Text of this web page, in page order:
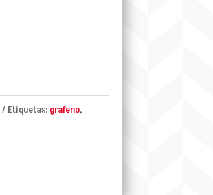
Etiquetas: grafeno,